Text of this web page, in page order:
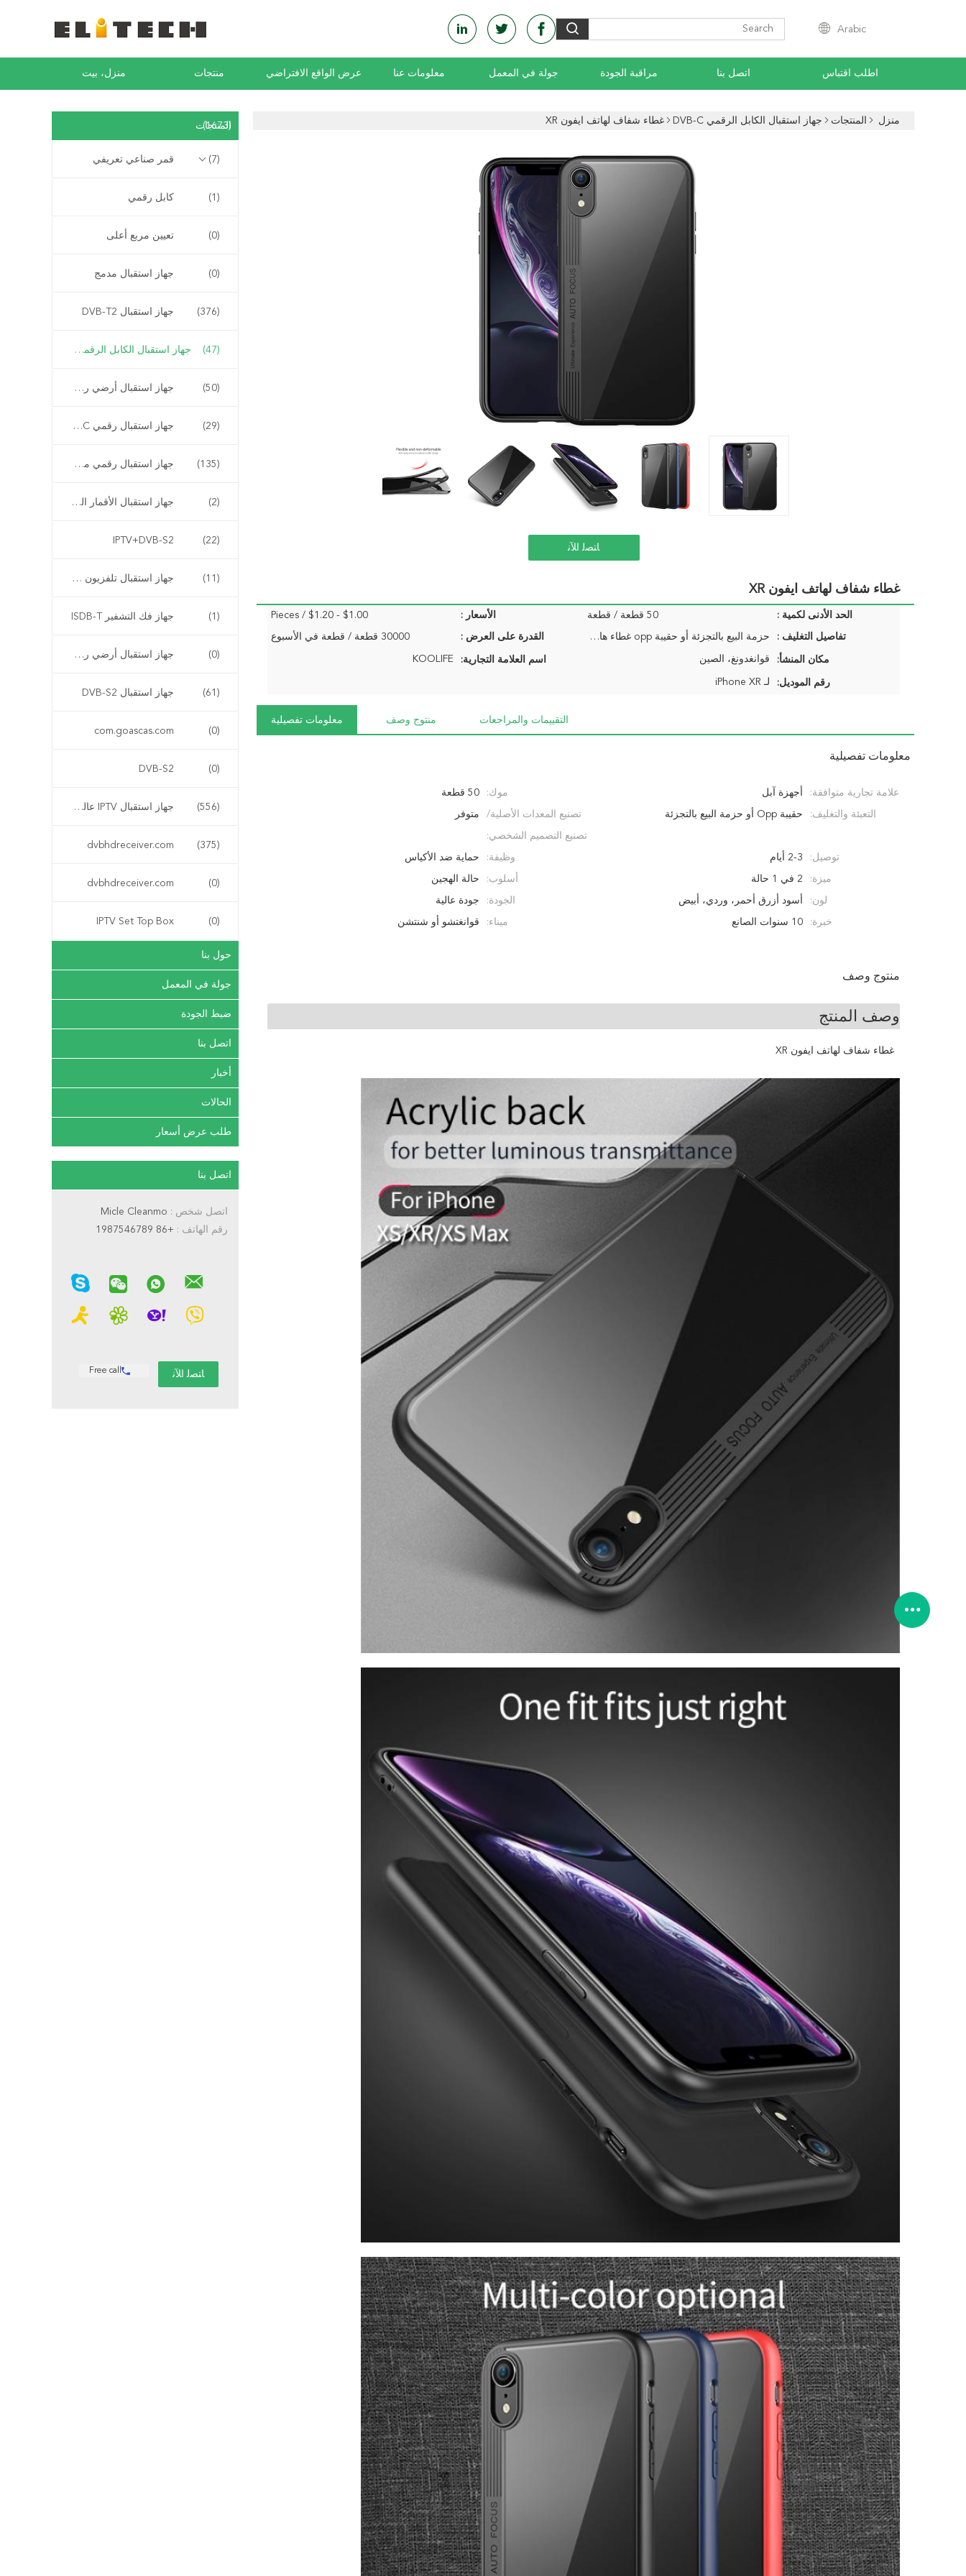
Arabic
منزل، بيت منتجات عرض الواقع الافتراضي معلومات عنا جولة في المعمل مراقبة الجودة اتصل بنا اطلب اقتباس
المنتجات(1673)
قمر صناعي تعريفي (7)
كابل رقمي (1)
تعيين مربع أعلى (0)
جهاز استقبال مدمج (0)
جهاز استقبال DVB-T2 (376)
جهاز استقبال الكابل الرقمي DVB-C (47)
جهاز استقبال أرضي رقمي DVB-T2 (50)
جهاز استقبال رقمي ATSC (29)
جهاز استقبال رقمي مدمج (135)
جهاز استقبال الأقمار الصناعية DVB-S (2)
IPTV+DVB-S2 (22)
جهاز استقبال تلفزيون IPTV صيني (11)
جهاز فك التشفير ISDB-T (1)
جهاز استقبال أرضي رقمي DVB-T (0)
جهاز استقبال DVB-S2 (61)
com.goascas.com (0)
DVB-S2 (0)
جهاز استقبال IPTV عالي الدقة (556)
dvbhdreceiver.com (375)
dvbhdreceiver.com (0)
IPTV Set Top Box (0)
حول بنا
جولة في المعمل
ضبط الجودة
اتصل بنا
أخبار
الحالات
طلب عرض أسعار
اتصل بنا
اتصل شخص :
رقم الهاتف : +86 1987546789
Free call
منزل المنتجات جهاز استقبال الكابل الرقمي DVB-C غطاء شفاف لهاتف ايفون XR
ﺎﺘﺼﻟ ﺍﻶﻧ
غطاء شفاف لهاتف ايفون XR
الحد الأدنى لكمية : 50 قطعة / قطعة الأسعار : $1.00 - $1.20 / Pieces
تفاصيل التغليف : حزمة البيع بالتجزئة أو حقيبة opp غطاء هاتف شفاف لهاتف Iphone XR القدرة على العرض : 30000 قطعة / قطعة في الأسبوع
مكان المنشأ: قوانغدونغ، الصين اسم العلامة التجارية: KOOLIFE
رقم الموديل: لـ iPhone XR
معلومات تفصيلية منتوج وصف التقييمات والمراجعات
معلومات تفصيلية
علامة تجارية متوافقة: أجهزة آبل موك: 50 قطعة
التعبئة والتغليف: حقيبة Opp أو حزمة البيع بالتجزئة تصنيع المعدات الأصلية/
تصنيع التصميم الشخصي:
متوفر
توصيل: 2-3 أيام وظيفة: حماية ضد الأكياس
ميزة: 2 في 1 حالة أسلوب: حالة الهجين
لون: أسود أزرق أحمر، وردي، أبيض الجودة: جودة عالية
خبرة: 10 سنوات الصانع ميناء: قوانغتشو أو شنتشن
منتوج وصف
وصف المنتج
غطاء شفاف لهاتف ايفون XR